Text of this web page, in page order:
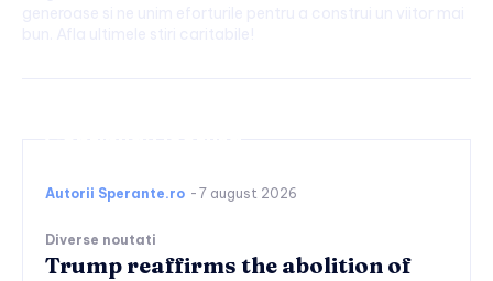
Autorii Sperante.ro - 7 august 2026
Diverse noutati
Trump reaffirms the abolition of